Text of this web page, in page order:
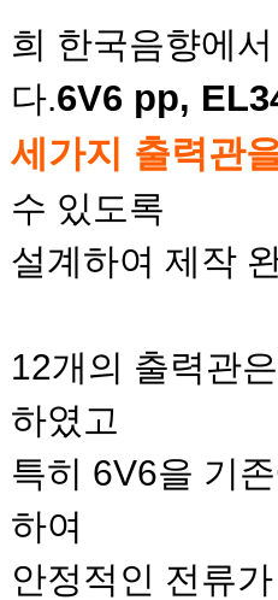
희 한국음향에
다.6V6 pp,
세가지 출력관
수 있도록
설계하여 제작
12개의 출력관
하였고
특히 6V6을 기
하여
안정적인 전류